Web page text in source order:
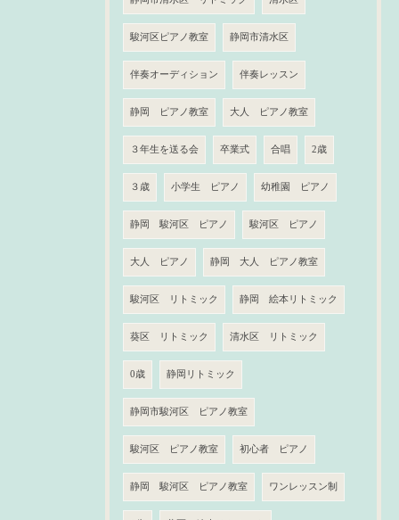
駿河区ピアノ教室 静岡市清水区
伴奏オーディション 伴奏レッスン
静岡 ピアノ教室 大人 ピアノ教室
３年生を送る会 卒業式 合唱 2歳
３歳 小学生 ピアノ 幼稚園 ピアノ
静岡 駿河区 ピアノ 駿河区 ピアノ
大人 ピアノ 静岡 大人 ピアノ教室
駿河区 リトミック 静岡 絵本リトミック
葵区 リトミック 清水区 リトミック
0歳 静岡リトミック
静岡市駿河区 ピアノ教室
駿河区 ピアノ教室 初心者 ピアノ
静岡 駿河区 ピアノ教室 ワンレッスン制